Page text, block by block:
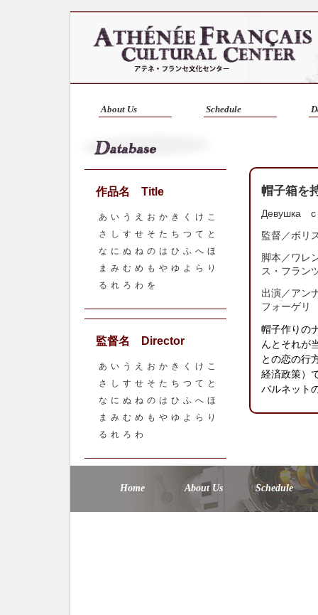
About Us Schedule
作品名 Title
あ い う え お か き く け
こ
さ
し す せ そ た ち つ て と
な に ぬ ね の は ひ ふ へ ほ
ま み む め も や ゆ よ ら
り
る れ ろ わ を
監督名 Director
あ い う え お か き く け
こ
さ
し す せ そ た ち つ て と
な に ぬ ね の は ひ ふ へ ほ
ま み む め も や ゆ よ ら
り
る れ ろ わ
帽子箱を
Девушка с
監督／ボリ
脚本／ワレ
ス・フラン
出演／アン
フォーゲリ
帽子作りの
んとそれが
との恋の行
経済政策）
バルネット
Home About Us Schedule